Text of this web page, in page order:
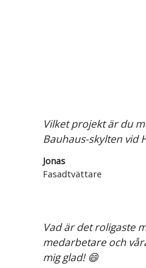
Vilket projekt är du
Bauhaus-skylten vid
Jonas
Fasadtvättare
Vad är det roligaste
medarbetare och
mig glad! 😄